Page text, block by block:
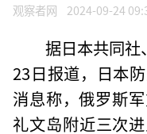
观察者网 2024-09-24
据日本共同社
23日报道，日本
消息称，俄罗斯
礼文岛附近三次